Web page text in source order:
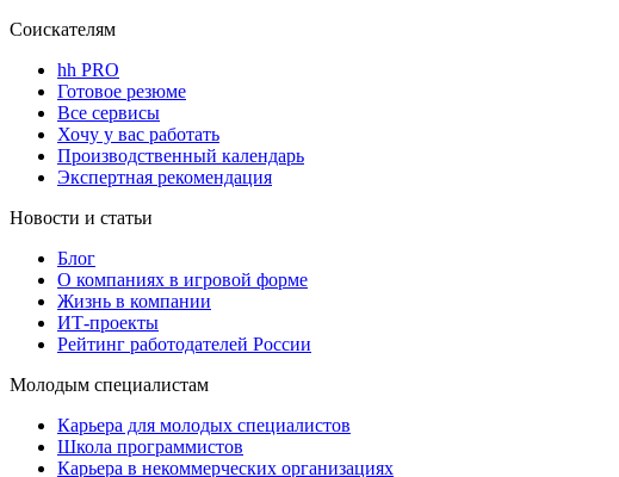
Соискателям
hh PRO
Готовое резюме
Все сервисы
Хочу у вас работать
Производственный календарь
Экспертная рекомендация
Новости и статьи
Блог
О компаниях в игровой форме
Жизнь в компании
ИТ-проекты
Рейтинг работодателей России
Молодым специалистам
Карьера для молодых специалистов
Школа программистов
Карьера в некоммерческих организациях